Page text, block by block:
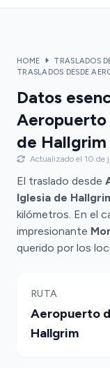
HOME
TRASLADOS
TRASLADOS DESDE
Datos
Aeropuerto
de Hallgrim
Actualizado el 10 de
El traslado desde
Iglesia de
kilómetros. En el
impresionante
querido por los
RUTA
Aeropuerto
Hallgrim